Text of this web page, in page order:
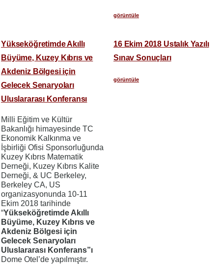
görüntüle
Yükseköğretimde Akıllı
Büyüme, Kuzey Kıbrıs ve
Akdeniz Bölgesi için
Gelecek Senaryoları
Uluslararası Konferansı
Milli Eğitim ve Kültür
Bakanlığı himayesinde TC
Ekonomik Kalkınma ve
İşbirliği Ofisi Sponsorluğunda
Kuzey Kıbrıs Matematik
Derneği, Kuzey Kıbrıs Kalite
Derneği, & UC Berkeley,
Berkeley CA, US
organizasyonunda 10-11
Ekim 2018 tarihinde
“Yükseköğretimde Akıllı
Büyüme, Kuzey Kıbrıs ve
Akdeniz Bölgesi için
Gelecek Senaryoları
Uluslararası Konferans”ı
Dome Otel’de yapılmıştır.
16 Ekim 2018 Ustalık Yazılı
Sınav Sonuçları
görüntüle